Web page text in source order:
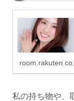
私の持ち物や、